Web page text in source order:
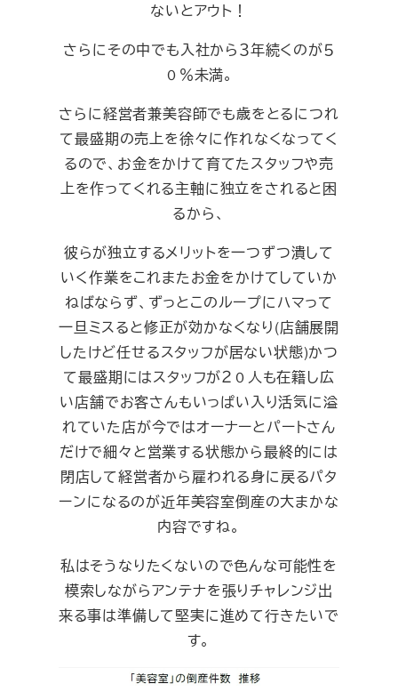
ないとアウト！
さらにその中でも入社から３年続くのが５
０％未満。
さらに経営者兼美容師でも歳をとるにつれ
て最盛期の売上を徐々に作れなくなってく
るので、お金をかけて育てたスタッフや売
上を作ってくれる主軸に独立をされると困
るから、
彼らが独立するメリットを一つずつ潰して
いく作業をこれまたお金をかけてしていか
ねばならず、ずっとこのループにハマって
一旦ミスると修正が効かなくなり(店舗展開
したけど任せるスタッフが居ない状態)かつ
て最盛期にはスタッフが２０人も在籍し広
い店舗でお客さんもいっぱい入り活気に溢
れていた店が今ではオーナーとパートさん
だけで細々と営業する状態から最終的には
閉店して経営者から雇われる身に戻るパタ
ーンになるのが近年美容室倒産の大まかな
内容ですね。
私はそうなりたくないので色んな可能性を
模索しながらアンテナを張りチャレンジ出
来る事は準備して堅実に進めて行きたいで
す。